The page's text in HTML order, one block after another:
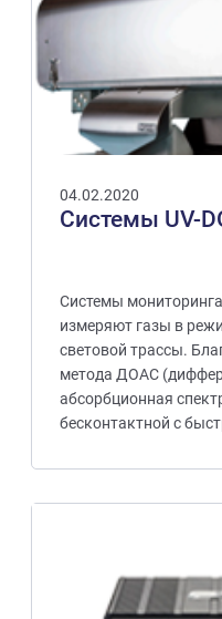
04.02.2020
Системы UV-
Системы
измеряют газы в
световой трассы.
метода ДОАС
абсорбционная
бесконтактной с